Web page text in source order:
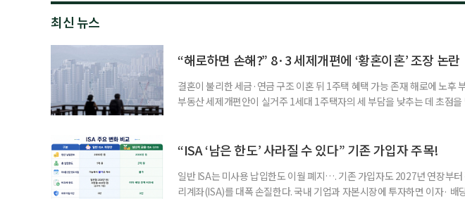
최신 뉴스
“해로하면 손해?” 8·3 세제개편에 ‘황혼이혼’ 조장 논란
결혼이 불리한 세금·연금 구조 이혼 뒤 1주택 혜택 가능 존재 해로에 노후
부동산 세제개편안이 실거주 1세대 1주택자의 세 부담을 낮추는 데 초점
부가 각자 집 한 채씩을 보유하면 한 세대가 두 채를 가진 것으로 보지만, 실
“ISA ‘남은 한도’ 사라질 수 있다” 기존 가입자 주목!
일반 ISA는 미사용 납입한도 이월 폐지…. 기존 가입자도 2027년 연장부
리계좌(ISA)를 대폭 손질한다. 국내 기업과 자본시장에 투자하면 이자· 배